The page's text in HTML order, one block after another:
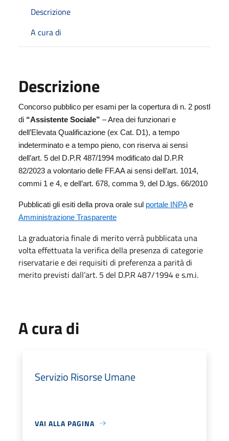
Descrizione
A cura di
Descrizione
Concorso pubblico per esami per la copertura di n. 2 postI
di “Assistente Sociale” – Area dei funzionari e
dell’Elevata Qualificazione (ex Cat. D1), a tempo
indeterminato e a tempo pieno, con riserva ai sensi
dell’art. 5 del D.P.R 487/1994 modificato dal D.P.R
82/2023 a volontario delle FF.AA ai sensi dell’art. 1014,
commi 1 e 4, e dell’art. 678, comma 9, del D.lgs. 66/2010
Pubblicati gli esiti della prova orale sul portale INPAe
Amministrazione Trasparente
La graduatoria finale di merito verrà pubblicata una
volta effettuata la verifica della presenza di categorie
riservatarie e dei requisiti di preferenza a parità di
merito previsti dall’art. 5 del D.P.R 487/1994 e s.m.i.
A cura di
Servizio Risorse Umane
VAI ALLA PAGINA